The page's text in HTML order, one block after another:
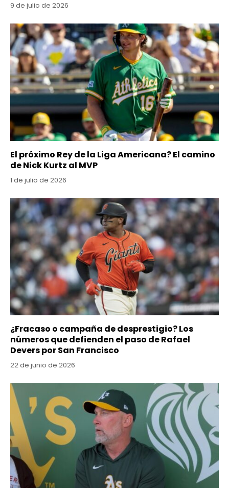
9 de julio de 2026
El próximo Rey de la Liga Americana? El camino
de Nick Kurtz al MVP
1 de julio de 2026
¿Fracaso o campaña de desprestigio? Los
números que defienden el paso de Rafael
Devers por San Francisco
22 de junio de 2026